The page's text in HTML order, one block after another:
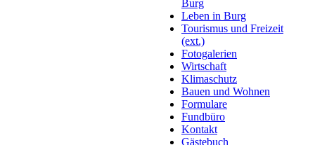
Burg
Leben in Burg
Tourismus und Freizeit
(ext.)
Fotogalerien
Wirtschaft
Klimaschutz
Bauen und Wohnen
Formulare
Fundbüro
Kontakt
Gästebuch